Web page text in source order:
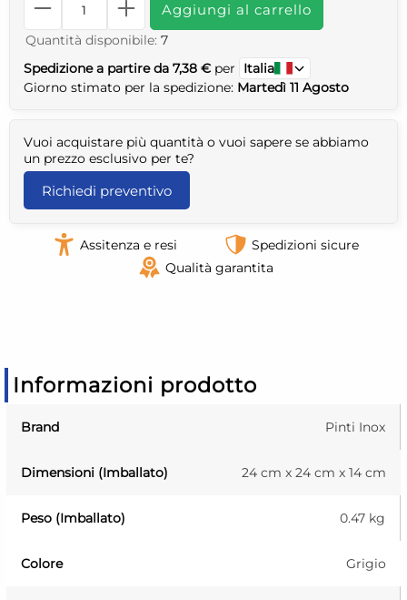
Aggiungi al carrello
Quantità disponibile: 7
Spedizione a partire da 7,38 € per
Italia
Giorno stimato per la spedizione: Martedì 11 Agosto
Vuoi acquistare più quantità o vuoi sapere se abbiamo
un prezzo esclusivo per te?
Richiedi preventivo
Assitenza e resi
Spedizioni sicure
Qualità garantita
Informazioni prodotto
Brand Pinti Inox
Dimensioni (Imballato) 24 cm x 24 cm x 14 cm
Peso (Imballato) 0.47 kg
Colore Grigio